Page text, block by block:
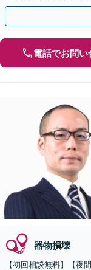
さい【事前予約で休日
電話でお問い
器物損壊
【初回相談無料】【夜